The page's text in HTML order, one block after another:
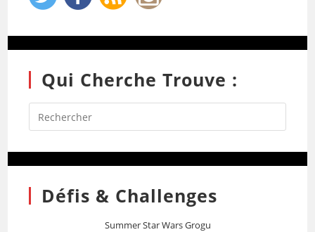
Qui Cherche Trouve :
Défis & Challenges
Summer Star Wars Grogu